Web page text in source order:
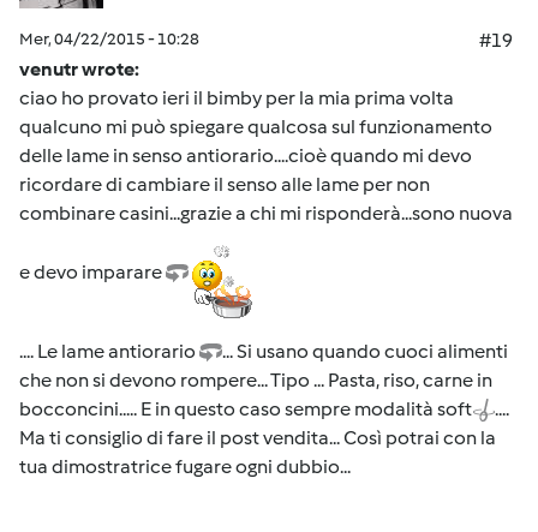
Mer, 04/22/2015 - 10:28
#19
venutr wrote:
ciao ho provato ieri il bimby per la mia prima volta
qualcuno mi può spiegare qualcosa sul funzionamento
delle lame in senso antiorario....cioè quando mi devo
ricordare di cambiare il senso alle lame per non
combinare casini...grazie a chi mi risponderà...sono nuova
e devo imparare
.... Le lame antiorario
... Si usano quando cuoci alimenti
che non si devono rompere... Tipo ... Pasta, riso, carne in
bocconcini..... E in questo caso sempre modalità soft
....
Ma ti consiglio di fare il post vendita... Così potrai con la
tua dimostratrice fugare ogni dubbio...